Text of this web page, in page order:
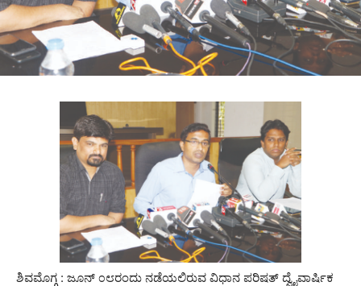
ಶಿವಮೊಗ್ಗ : ಜೂನ್ ೦೮ರಂದು ನಡೆಯಲಿರುವ ವಿಧಾನ ಪರಿಷತ್ ದ್ವೈವಾರ್ಷಿಕ